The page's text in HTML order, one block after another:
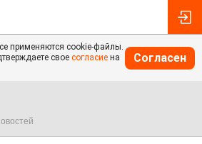
применяются cookie-файлы.
свое согласие на
Согласен